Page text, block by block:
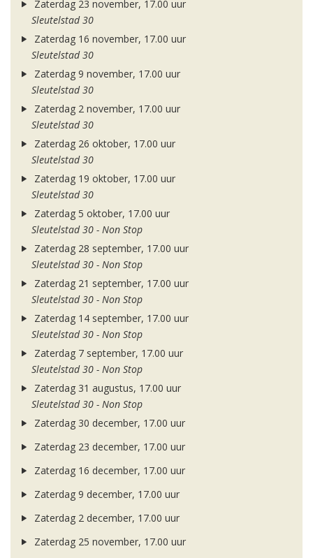
Zaterdag 23 november, 17.00 uur
Sleutelstad 30
Zaterdag 16 november, 17.00 uur
Sleutelstad 30
Zaterdag 9 november, 17.00 uur
Sleutelstad 30
Zaterdag 2 november, 17.00 uur
Sleutelstad 30
Zaterdag 26 oktober, 17.00 uur
Sleutelstad 30
Zaterdag 19 oktober, 17.00 uur
Sleutelstad 30
Zaterdag 5 oktober, 17.00 uur
Sleutelstad 30 - Non Stop
Zaterdag 28 september, 17.00 uur
Sleutelstad 30 - Non Stop
Zaterdag 21 september, 17.00 uur
Sleutelstad 30 - Non Stop
Zaterdag 14 september, 17.00 uur
Sleutelstad 30 - Non Stop
Zaterdag 7 september, 17.00 uur
Sleutelstad 30 - Non Stop
Zaterdag 31 augustus, 17.00 uur
Sleutelstad 30 - Non Stop
Zaterdag 30 december, 17.00 uur
Zaterdag 23 december, 17.00 uur
Zaterdag 16 december, 17.00 uur
Zaterdag 9 december, 17.00 uur
Zaterdag 2 december, 17.00 uur
Zaterdag 25 november, 17.00 uur